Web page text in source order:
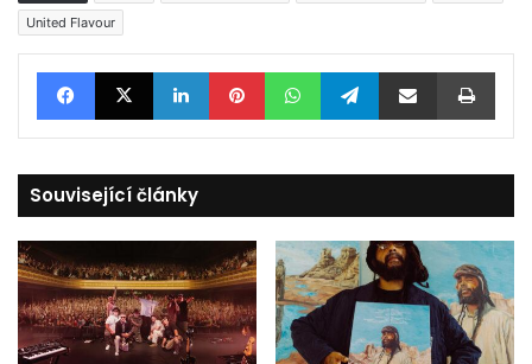
United Flavour
Facebook X LinkedIn Pinterest WhatsApp Telegram Sdílet e-mailem
Související články